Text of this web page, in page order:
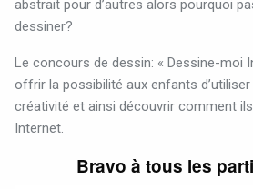
abstrait pour d’autres alors pourquoi
dessiner?
Le concours de dessin: « Dessine-moi
offrir la possibilité aux enfants
créativité et ainsi découvrir comment
Internet.
Bravo à tous les